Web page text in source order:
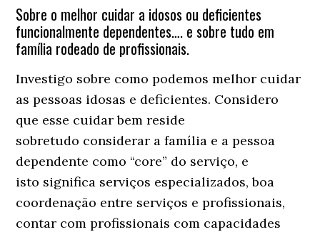
Sobre o melhor cuidar a idosos ou deficientes
funcionalmente dependentes…. e sobre tudo em
família rodeado de profissionais.
Investigo sobre como podemos melhor cuidar
as pessoas idosas e deficientes. Considero
que esse cuidar bem reside
sobretudo considerar a família e a pessoa
dependente como “core” do serviço, e
isto significa serviços especializados, boa
coordenação entre serviços e profissionais,
contar com profissionais com capacidades